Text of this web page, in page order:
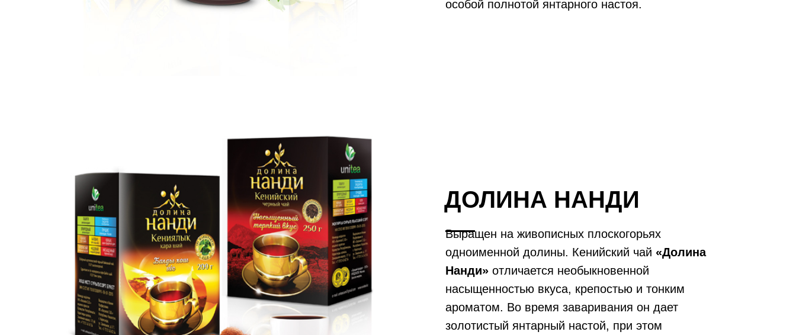
особой полнотой янтарного настоя.
ДОЛИНА НАНДИ
Выращен на живописных плоскогорьях
одноименной долины. Кенийский чай «Долина
Нанди» отличается необыкновенной
насыщенностью вкуса, крепостью и тонким
ароматом. Во время заваривания он дает
золотистый янтарный настой, при этом